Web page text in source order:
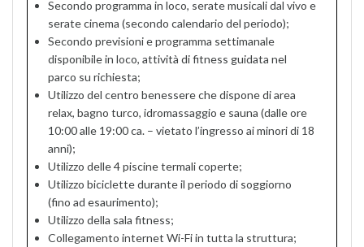
Secondo programma in loco, serate musicali dal vivo e
serate cinema (secondo calendario del periodo);
Secondo previsioni e programma settimanale
disponibile in loco, attività di fitness guidata nel
parco su richiesta;
Utilizzo del centro benessere che dispone di area
relax, bagno turco, idromassaggio e sauna (dalle ore
10:00 alle 19:00 ca. – vietato l’ingresso ai minori di 18
anni);
Utilizzo delle 4 piscine termali coperte;
Utilizzo biciclette durante il periodo di soggiorno
(fino ad esaurimento);
Utilizzo della sala fitness;
Collegamento internet Wi-Fi in tutta la struttura;